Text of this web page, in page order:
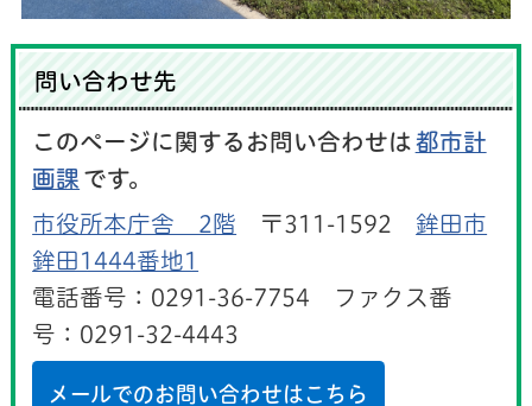
問い合わせ先
このページに関するお問い合わせは 都市計
画課 です。
市役所本庁舎 2階 〒311-1592 鉾田市
鉾田1444番地1
電話番号：0291-36-7754 ファクス番
号：0291-32-4443
メールでのお問い合わせはこちら